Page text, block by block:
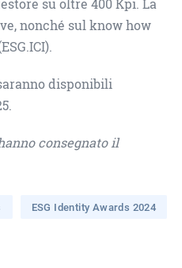
su oltre 400 Kpi. La
nonché sul know how
disponibili
consegnato il
ESG Identity Awards 2024